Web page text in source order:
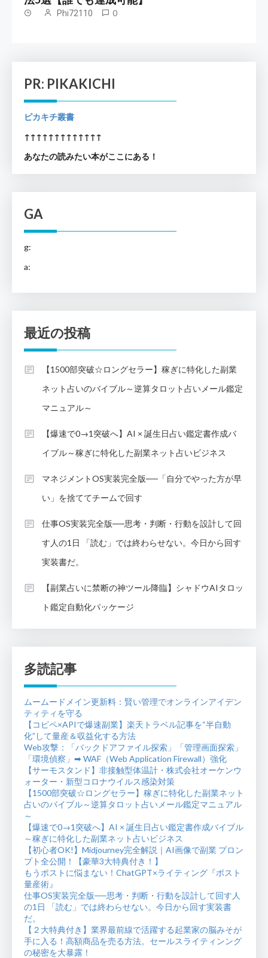
Phi72110 0
PR: PIKAKICHI
ピカキチ叢書
↑↑↑↑↑↑↑↑↑↑↑↑↑
あなたの読みたい本がここにある！
GA
g:
a:
最近の投稿
【1500部突破☆ロングセラー】稼ぎに特化した副業
ネット占いのバイブル～逆算タロット占いメール鑑定
マニュアル～
【爆速で0→1突破へ】AI × 誕生日占い鑑定書作成バ
イブル～稼ぎに特化した副業ネット占いビジネス
マネジメントOS実装完全版──「自分でやった方が早
い」を捨ててチームで回す
仕事OS実装完全版──思考・判断・行動を設計して回
す人の1日 「読む」では終わらせない。今日から回す
実装書だ。
【副業占いに禁断の神ツール降臨】シャドウAIタロッ
ト鑑定自動化パッケージ
多読記事
ムームードメイン更新料：賢い管理でオンラインアイデン
ティティを守る
【コピペ×APIで爆速副業】楽天トラベル記事を“半自動
化”して量産＆収益化する方法
Web攻撃：「バックドアファイル探索」「管理画面探索」
「環境偵察」➡ WAF（Web Application Firewall）強化
【サーモスタンド】非接触型体温計・株式会社オーケンウ
ォーター・新型コロナウイルス感染対策
【1500部突破☆ロングセラー】稼ぎに特化した副業ネット
占いのバイブル～逆算タロット占いメール鑑定マニュアル
～
【爆速で0→1突破へ】AI × 誕生日占い鑑定書作成バイブル
～稼ぎに特化した副業ネット占いビジネス
【初心者OK!】Midjourney完全解説｜AI画像で副業 プロン
プト全公開！【豪華3大特典付き！】
もうポストに悩まない！ChatGPT×ライティング『ポスト
量産術』
仕事OS実装完全版──思考・判断・行動を設計して回す人
の1日 「読む」では終わらせない。今日から回す実装書
だ。
【２大特典付き】業界最前線で活躍する起業家の脳みそが
手に入る！高額商品を売る方法。セールスライティンング
の秘密を大暴露！